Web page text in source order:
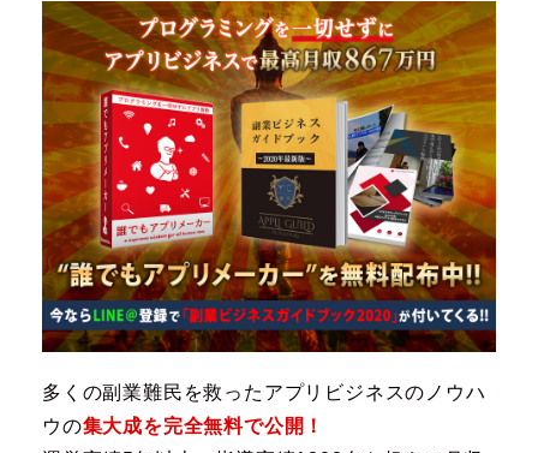
多くの副業難民を救ったアプリビジネスのノウハ
ウの集大成を完全無料で公開！